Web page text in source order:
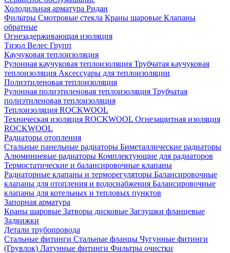
Холодильная арматура Ридан
Фильтры Смотровые стекла Краны шаровые Клапаны
обратные
Огнезадерживающая изоляция
Тизол Велес Групп
Каучуковая теплоизоляция
Рулонная каучуковая теплоизоляция Трубчатая каучуковая
теплоизоляция Аксессуары для теплоизоляции
Полиэтиленовая теплоизоляция
Рулонная полиэтиленовая теплоизоляция Трубчатая
полиэтиленовая теплоизоляция
Теплоизоляция ROCKWOOL
Техническая изоляция ROCKWOOL Огнезащитная изоляция
ROCKWOOL
Радиаторы отопления
Стальные панельные радиаторы Биметаллические радиаторы
Алюминиевые радиаторы Комплектующие для радиаторов
Термостатические и балансировочные клапаны
Радиаторные клапаны и терморегуляторы Балансировочные
клапаны для отопления и водоснабжения Балансировочные
клапаны для котельных и тепловых пунктов
Запорная арматура
Краны шаровые Затворы дисковые Заглушки фланцевые
Задвижки
Детали трубопровода
Стальные фитинги Стальные фланцы Чугунные фитинги
(Грувлок) Латунные фитинги Фильтры очистки